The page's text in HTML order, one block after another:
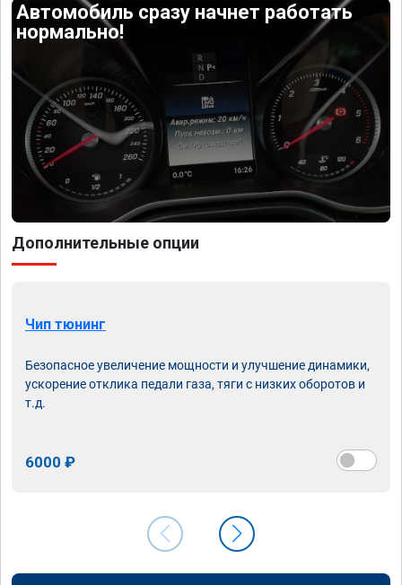
Автомобиль сразу начнет работать
нормально!
Дополнительные опции
Чип тюнинг
Безопасное увеличение мощности и улучшение динамики,
ускорение отклика педали газа, тяги с низких оборотов и
т.д.
6000 ₽